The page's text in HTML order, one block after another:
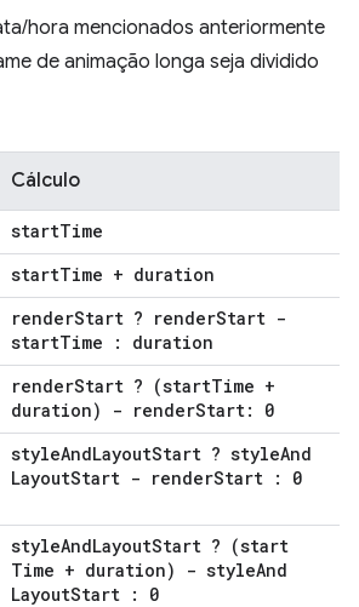
hora mencionados anteriormente
de animação longa seja dividido
Cálculo
startTime
startTime + duration
renderStart ? renderStart -
startTime : duration
renderStart ? (startTime +
duration) - renderStart: 0
styleAndLayoutStart ? styleAnd
LayoutStart - renderStart : 0
styleAndLayoutStart ? (start
Time + duration) - styleAnd
LayoutStart : 0